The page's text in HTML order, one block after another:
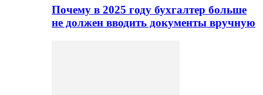
Почему в 2025 году бухгалтер больше
не должен вводить документы вручную